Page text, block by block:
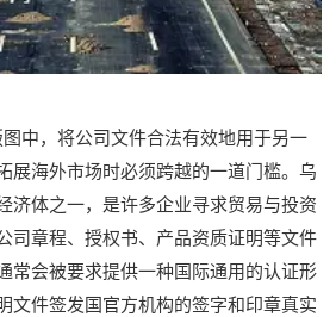
，将公司文件合法有效地用于另一
展海外市场时必须跨越的一道门槛。乌
济体之一，是许多企业寻求贸易与投资
司章程、授权书、产品资质证明等文件
常会被要求提供一种国际通用的认证形
件签发国官方机构的签字和印章真实